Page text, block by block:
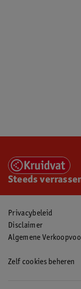
Steeds
Privacybeleid
Disclaimer
Algemene
Zelf cookies beheren